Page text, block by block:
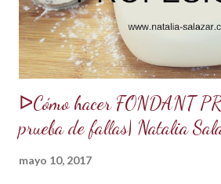
una...
ᐅCómo hacer FONDANT
prueba de fallas| Natalia
mayo 10, 2017